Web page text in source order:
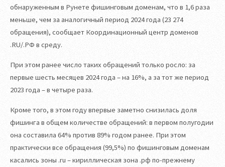
обнаруженным в Рунете фишинговым доменам, что в 1,6 раза
меньше, чем за аналогичный период 2024 года (23 274
обращения), сообщает Координационный центр доменов
.RU/.РФ в среду.
При этом ранее число таких обращений только росло: за
первые шесть месяцев 2024 года – на 16%, а за тот же период
2023 года – в четыре раза.
Кроме того, в этом году впервые заметно снизилась доля
фишинга в общем количестве обращений: в первом полугодии
она составила 64% против 89% годом ранее. При этом
практически все обращения (99,5%) по фишинговым доменам
касались зоны .ru – кириллическая зона .рф по-прежнему